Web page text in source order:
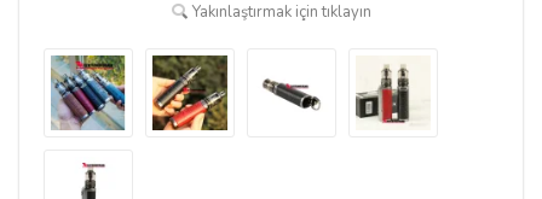
Yakınlaştırmak için tıklayın